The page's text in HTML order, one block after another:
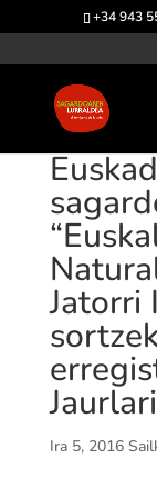
+34 943
Jatorri
Ira 5, 2016